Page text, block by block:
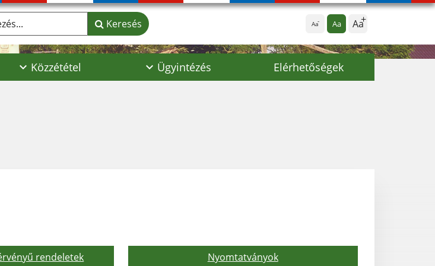
Aa Aa Aa
Keresés
Közzététel Ügyintézés Elérhetőségek
rendeletek Nyomtatványok